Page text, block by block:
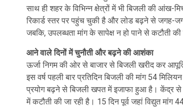
साथ ही शहर के विभिन्न क्षेत्रों में भी बिजली की आंख-
रिकार्ड स्तर पर पहुंच चुकी है और लोड बढ़ने से जगह-
जबकि, उपलब्धता मांग के सापेक्ष न हो पाने से कटौती की
आने वाले दिनों में चुनौती और बढ़ने की आशंका
ऊर्जा निगम की ओर से बाजार से बिजली खरीद कर
इस वर्ष पहली बार प्रतिदिन बिजली की मांग 54
प्रयोग बढ़ने से बिजली खपत में इजाफा हुआ है। केंद्र से
में कटौती की जा रही है। 15 दिन पूर्व जहां विद्युत